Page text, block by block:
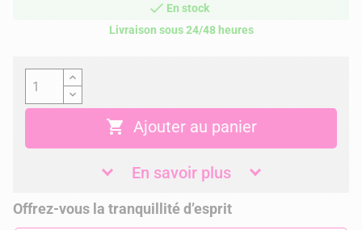
En stock
Livraison sous 24/48 heures
 Ajouter au panier
En savoir plus
Offrez-vous la tranquillité d’esprit